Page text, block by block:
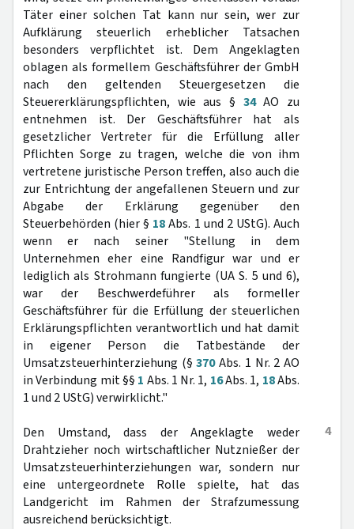
Täter einer solchen Tat kann nur sein, wer zur
Aufklärung steuerlich erheblicher Tatsachen
besonders verpflichtet ist. Dem Angeklagten
oblagen als formellem Geschäftsführer der GmbH
nach den geltenden Steuergesetzen die
Steuererklärungspflichten, wie aus § 34AO zu
entnehmen ist. Der Geschäftsführer hat als
gesetzlicher Vertreter für die Erfüllung aller
Pflichten Sorge zu tragen, welche die von ihm
vertretene juristische Person treffen, also auch die
zur Entrichtung der angefallenen Steuern und zur
Abgabe der Erklärung gegenüber den
Steuerbehörden (hier § 18Abs. 1 und 2 UStG). Auch
wenn er nach seiner "Stellung in dem
Unternehmen eher eine Randfigur war und er
lediglich als Strohmann fungierte (UA S. 5 und 6),
war der Beschwerdeführer als formeller
Geschäftsführer für die Erfüllung der steuerlichen
Erklärungspflichten verantwortlich und hat damit
in eigener Person die Tatbestände der
Umsatzsteuerhinterziehung (§370Abs. 1 Nr. 2 AO
in Verbindung mit §§ 1 Abs. 1 Nr. 1, 16Abs. 1, 18Abs.
1 und 2 UStG) verwirklicht."
4
Den Umstand, dass der Angeklagte weder
Drahtzieher noch wirtschaftlicher Nutznießer der
Umsatzsteuerhinterziehungen war, sondern nur
eine untergeordnete Rolle spielte, hat das
Landgericht im Rahmen der Strafzumessung
ausreichend berücksichtigt.